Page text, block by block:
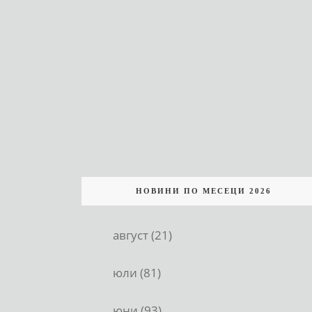
НОВИНИ ПО МЕСЕЦИ 2026
август (21)
юли (81)